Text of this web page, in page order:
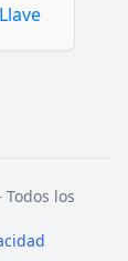
los